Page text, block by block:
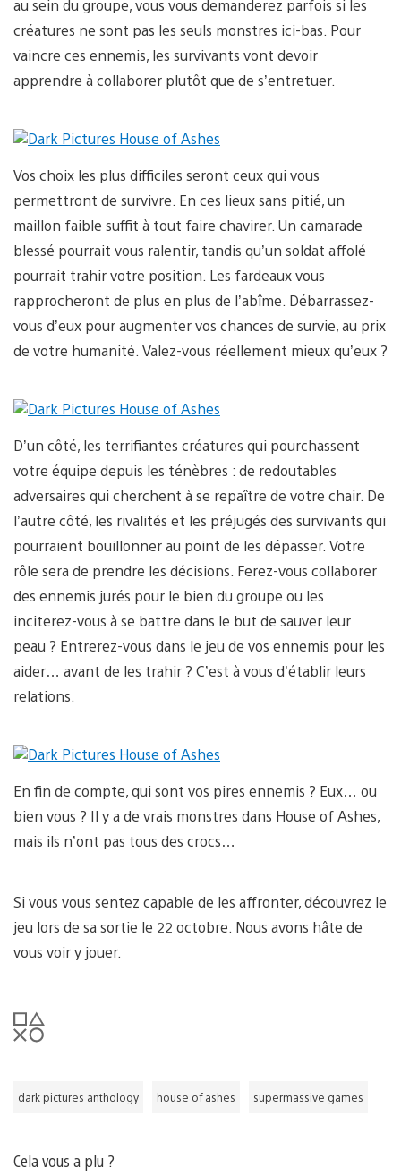
au sein du groupe, vous vous demanderez parfois si les
créatures ne sont pas les seuls monstres ici-bas. Pour
vaincre ces ennemis, les survivants vont devoir
apprendre à collaborer plutôt que de s’entretuer.
Vos choix les plus difficiles seront ceux qui vous
permettront de survivre. En ces lieux sans pitié, un
maillon faible suffit à tout faire chavirer. Un camarade
blessé pourrait vous ralentir, tandis qu’un soldat affolé
pourrait trahir votre position. Les fardeaux vous
rapprocheront de plus en plus de l’abîme. Débarrassez-
vous d’eux pour augmenter vos chances de survie, au prix
de votre humanité. Valez-vous réellement mieux qu’eux ?
D’un côté, les terrifiantes créatures qui pourchassent
votre équipe depuis les ténèbres : de redoutables
adversaires qui cherchent à se repaître de votre chair. De
l’autre côté, les rivalités et les préjugés des survivants qui
pourraient bouillonner au point de les dépasser. Votre
rôle sera de prendre les décisions. Ferez-vous collaborer
des ennemis jurés pour le bien du groupe ou les
inciterez-vous à se battre dans le but de sauver leur
peau ? Entrerez-vous dans le jeu de vos ennemis pour les
aider… avant de les trahir ? C’est à vous d’établir leurs
relations.
En fin de compte, qui sont vos pires ennemis ? Eux… ou
bien vous ? Il y a de vrais monstres dans House of Ashes,
mais ils n’ont pas tous des crocs…
Si vous vous sentez capable de les affronter, découvrez le
jeu lors de sa sortie le 22 octobre. Nous avons hâte de
vous voir y jouer.
dark pictures anthology house of ashes supermassive games
Cela vous a plu ?